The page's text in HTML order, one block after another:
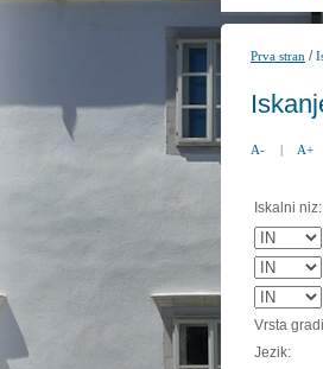
Prva stran /
A- | A+
Iskalni niz:
Vrsta
Jezik: